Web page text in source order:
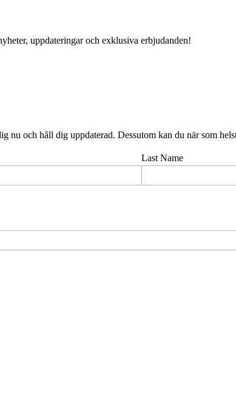
uppdateringar och exklusiva erbjudanden!
nu och håll dig uppdaterad. Dessutom kan du när som
Last Name